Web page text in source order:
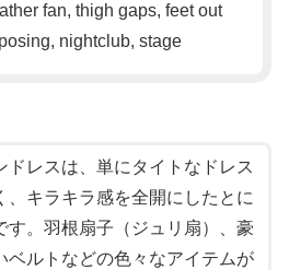
fan, thigh gaps, feet out
nightclub, stage
ドレスは、単にタイトなドレス
、キラキラ感を全開にしたとに
す。羽根扇子（ジュリ扇）、豪
ベルトなどの色々なアイテムが